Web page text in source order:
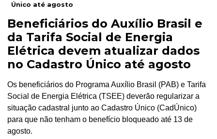
Único até agosto
Beneficiários do Auxílio Brasil e
da Tarifa Social de Energia
Elétrica devem atualizar dados
no Cadastro Único até agosto
Os beneficiários do Programa Auxílio Brasil (PAB) e Tarifa
Social de Energia Elétrica (TSEE) deverão regularizar a
situação cadastral junto ao Cadastro Único (CadÚnico)
para que não tenham o benefício bloqueado até 13 de
agosto.